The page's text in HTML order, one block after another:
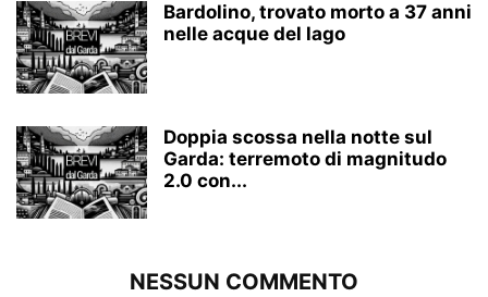
Bardolino, trovato morto a 37 anni
nelle acque del lago
Doppia scossa nella notte sul
Garda: terremoto di magnitudo
2.0 con...
NESSUN COMMENTO